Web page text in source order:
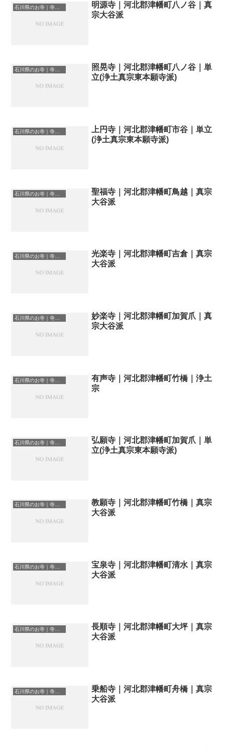
石川県のお寺｜寺院一覧
明源寺｜河北郡津幡町八ノ谷｜真
宗大谷派
石川県のお寺｜寺院一覧
照晃寺｜河北郡津幡町八ノ谷｜単
立(浄土真宗東本願寺派)
石川県のお寺｜寺院一覧
上円寺｜河北郡津幡町市谷｜単立
(浄土真宗東本願寺派)
石川県のお寺｜寺院一覧
聖福寺｜河北郡津幡町鳥越｜真宗
大谷派
石川県のお寺｜寺院一覧
光楽寺｜河北郡津幡町吉倉｜真宗
大谷派
石川県のお寺｜寺院一覧
妙楽寺｜河北郡津幡町加賀爪｜真
宗大谷派
石川県のお寺｜寺院一覧
有声寺｜河北郡津幡町竹橋｜浄土
宗
石川県のお寺｜寺院一覧
弘願寺｜河北郡津幡町加賀爪｜単
立(浄土真宗東本願寺派)
石川県のお寺｜寺院一覧
教願寺｜河北郡津幡町竹橋｜真宗
大谷派
石川県のお寺｜寺院一覧
宝泉寺｜河北郡津幡町清水｜真宗
大谷派
石川県のお寺｜寺院一覧
長順寺｜河北郡津幡町大坪｜真宗
大谷派
石川県のお寺｜寺院一覧
乗船寺｜河北郡津幡町舟橋｜真宗
大谷派